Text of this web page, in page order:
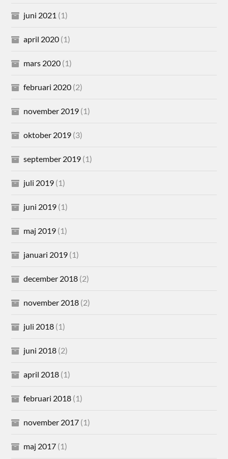
juni 2021 (1)
april 2020 (1)
mars 2020 (1)
februari 2020 (2)
november 2019 (1)
oktober 2019 (3)
september 2019 (1)
juli 2019 (1)
juni 2019 (1)
maj 2019 (1)
januari 2019 (1)
december 2018 (2)
november 2018 (2)
juli 2018 (1)
juni 2018 (2)
april 2018 (1)
februari 2018 (1)
november 2017 (1)
maj 2017 (1)